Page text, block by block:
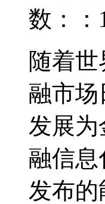
数：：
随着
融市
发展
融信
发布